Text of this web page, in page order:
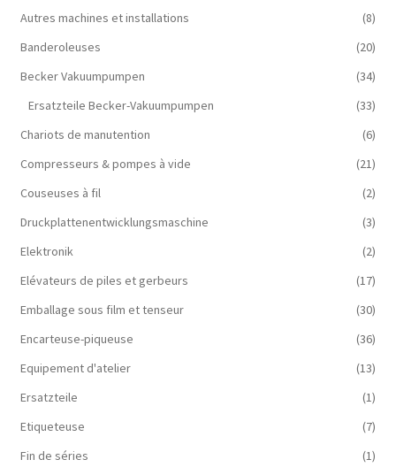
Autres machines et installations
(8)
Banderoleuses
(20)
Becker Vakuumpumpen
(34)
Ersatzteile Becker-Vakuumpumpen
(33)
Chariots de manutention
(6)
Compresseurs & pompes à vide
(21)
Couseuses à fil
(2)
Druckplattenentwicklungsmaschine
(3)
Elektronik
(2)
Elévateurs de piles et gerbeurs
(17)
Emballage sous film et tenseur
(30)
Encarteuse-piqueuse
(36)
Equipement d'atelier
(13)
Ersatzteile
(1)
Etiqueteuse
(7)
Fin de séries
(1)